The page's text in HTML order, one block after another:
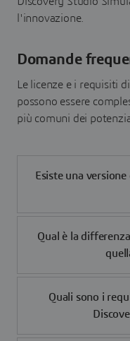
l'innovazione.
Domande
Le licenze e i requisiti di
possono essere
più comuni dei
Esiste una
Qual è la
Quali sono i